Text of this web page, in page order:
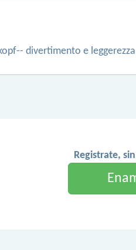
divertimento e
Registrate,